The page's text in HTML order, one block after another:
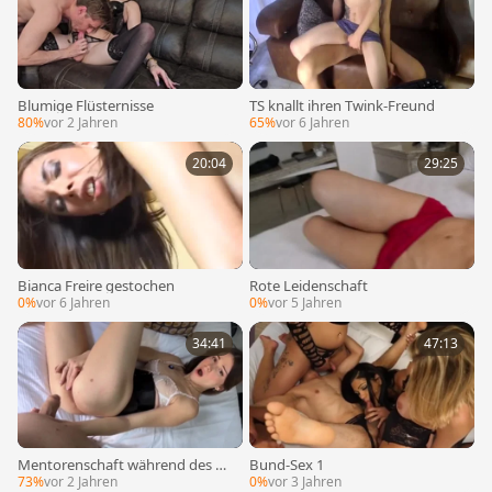
Blumige Flüsternisse
80%vor 2 Jahren
TS knallt ihren Twink-Freund
65%vor 6 Jahren
20:04
Bianca Freire gestochen
0%vor 6 Jahren
29:25
Rote Leidenschaft
0%vor 5 Jahren
34:41
Mentorenschaft während des Be
währungsprozesses
73%vor 2 Jahren
47:13
Bund-Sex 1
0%vor 3 Jahren